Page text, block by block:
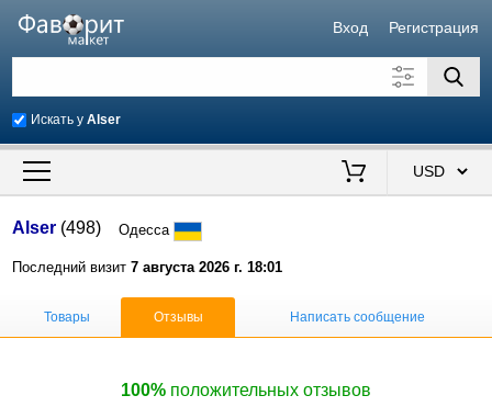
Вход Регистрация
Искать уAlser
Искать также в описании
Продавец
Alser (498) Одесса
Последний визит7 августа 2026 г. 18:01
Товары Отзывы Написать сообщение
100% положительных отзывов